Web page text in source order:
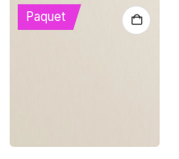
Paquet